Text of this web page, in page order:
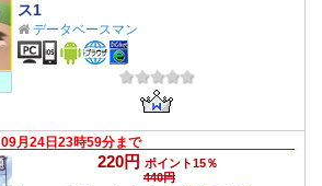
ス1
データベースマン
09月24日23時59分まで
220円 ポイント15％
440円